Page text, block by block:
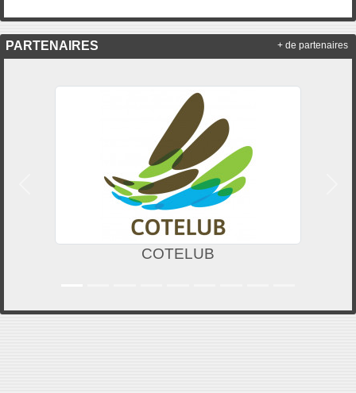
PARTENAIRES
COTELUB
+ de partenaires